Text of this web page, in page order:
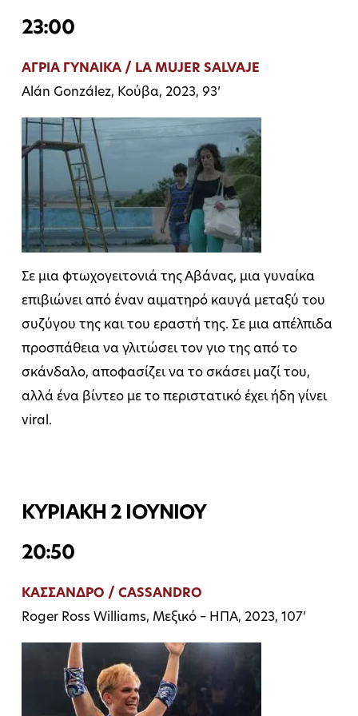
23:00
ΑΓΡΙΑ ΓΥΝΑΙΚΑ / LA MUJER SALVAJE
Alán González, Κούβα, 2023, 93’
Σε μια φτωχογειτονιά της Αβάνας, μια γυναίκα
επιβιώνει από έναν αιματηρό καυγά μεταξύ του
συζύγου της και του εραστή της. Σε μια απέλπιδα
προσπάθεια να γλιτώσει τον γιο της από το
σκάνδαλο, αποφασίζει να το σκάσει μαζί του,
αλλά ένα βίντεο με το περιστατικό έχει ήδη γίνει
viral.
ΚΥΡΙΑΚΗ 2 ΙΟΥΝΙΟΥ
20:50
ΚΑΣΣΑΝΔΡΟ / CASSANDRO
Roger Ross Williams, Μεξικό – ΗΠΑ, 2023, 107’